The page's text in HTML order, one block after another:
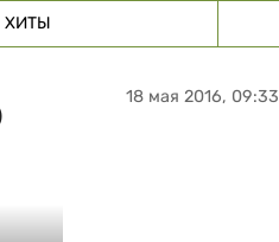
ХИТЫ
18 мая 2016, 09:33